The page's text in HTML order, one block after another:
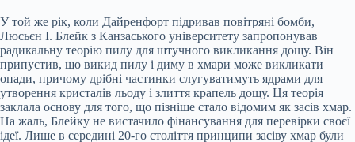
У той же рік, коли Дайренфорт підривав повітряні бомби,
Люсьєн І. Блейк з Канзаського університету запропонував
радикальну теорію пилу для штучного викликання дощу. Він
припустив, що викид пилу і диму в хмари може викликати
опади, причому дрібні частинки слугуватимуть ядрами для
утворення кристалів льоду і злиття крапель дощу. Ця теорія
заклала основу для того, що пізніше стало відомим як засів хмар.
На жаль, Блейку не вистачило фінансування для перевірки своєї
ідеї. Лише в середині 20-го століття принципи засіву хмар були